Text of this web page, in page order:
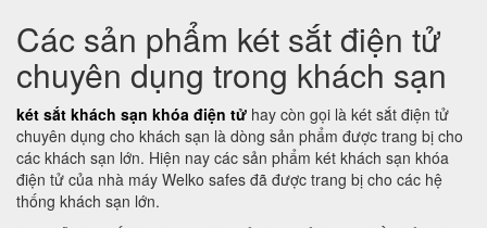
Các sản phẩm két sắt điện tử
chuyên dụng trong khách sạn
két sắt khách sạn khóa điện tử hay còn gọi là két sắt điện tử
chuyên dụng cho khách sạn là dòng sản phẩm được trang bị cho
các khách sạn lớn. Hiện nay các sản phẩm két khách sạn khóa
điện tử của nhà máy Welko safes đã được trang bị cho các hệ
thống khách sạn lớn.